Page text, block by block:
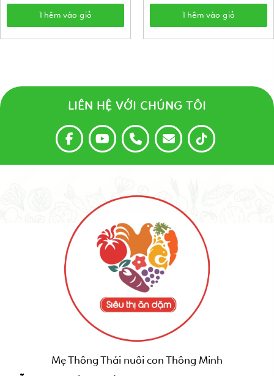
Thêm vào giỏ Thêm vào giỏ
LIÊN HỆ VỚI CHÚNG TÔI
Mẹ Thông Thái nuôi con Thông Minh